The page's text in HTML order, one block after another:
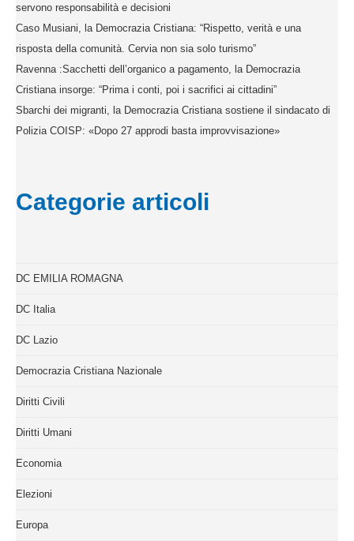
servono responsabilità e decisioni
Caso Musiani, la Democrazia Cristiana: “Rispetto, verità e una
risposta della comunità. Cervia non sia solo turismo”
Ravenna :Sacchetti dell’organico a pagamento, la Democrazia
Cristiana insorge: “Prima i conti, poi i sacrifici ai cittadini”
Sbarchi dei migranti, la Democrazia Cristiana sostiene il sindacato di
Polizia COISP: «Dopo 27 approdi basta improvvisazione»
Categorie articoli
DC EMILIA ROMAGNA
DC Italia
DC Lazio
Democrazia Cristiana Nazionale
Diritti Civili
Diritti Umani
Economia
Elezioni
Europa